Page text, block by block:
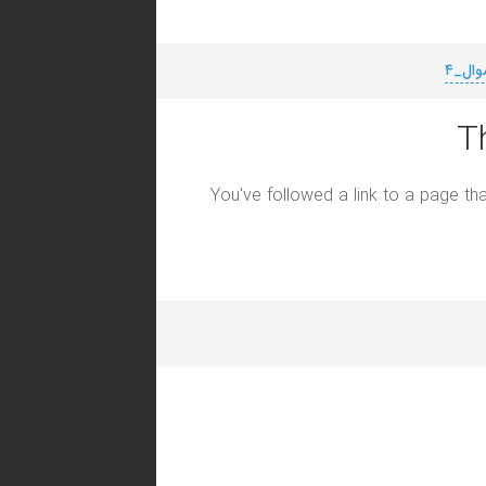
You've followed a link to a page